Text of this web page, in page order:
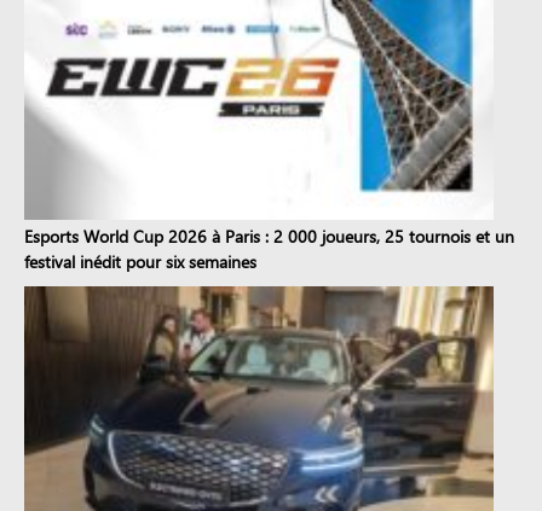
Esports World Cup 2026 à Paris : 2 000 joueurs, 25 tournois et un
festival inédit pour six semaines